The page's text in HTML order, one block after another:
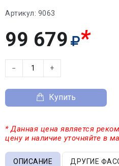
Артикул: 9063
99 679 *
− +
Купить
* Данная цена является
цену и наличие уточняйте в
ОПИСАНИЕ ДРУГИЕ